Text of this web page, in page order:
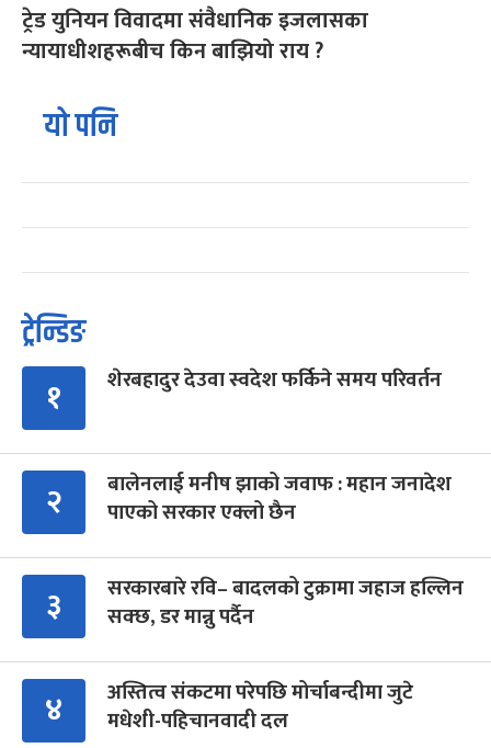
ट्रेड युनियन विवादमा संवैधानिक इजलासका
न्यायाधीशहरूबीच किन बाझियो राय ?
यो पनि
ट्रेन्डिङ
१ शेरबहादुर देउवा स्वदेश फर्किने समय परिवर्तन
२
बालेनलाई मनीष झाको जवाफ : महान जनादेश
पाएको सरकार एक्लो छैन
३
सरकारबारे रवि– बादलको टुक्रामा जहाज हल्लिन
सक्छ, डर मान्नु पर्दैन
४
अस्तित्व संकटमा परेपछि मोर्चाबन्दीमा जुटे
मधेशी-पहिचानवादी दल